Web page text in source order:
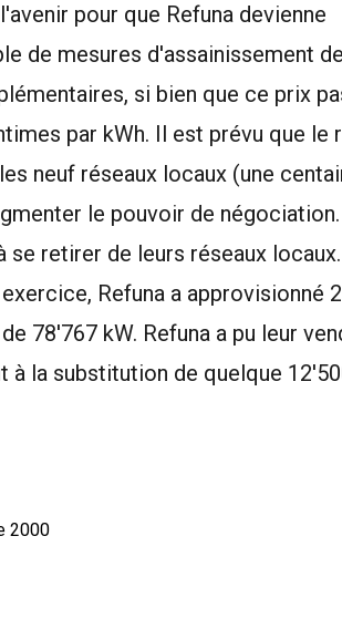
pour que Refuna devienne
de mesures d'assainissement
si bien que ce prix
par kWh. Il est prévu que le
neuf réseaux locaux (une
le pouvoir de
retirer de leurs réseaux locaux.
Refuna a approvisionné
78'767 kW. Refuna a pu leur
à la substitution de quelque
2000